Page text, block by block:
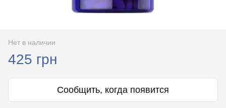
Нет в наличии
425 грн
Сообщить, когда появится